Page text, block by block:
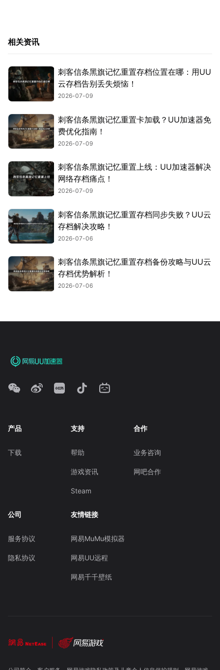
相关资讯
刺客信条黑旗记忆重置存档位置在哪：用UU
云存档告别丢失烦恼！
2026-07-09
刺客信条黑旗记忆重置卡加载？UU加速器免
费优化指南！
2026-07-09
刺客信条黑旗记忆重置上线：UU加速器解决
网络存档痛点！
2026-07-09
刺客信条黑旗记忆重置存档同步失败？UU云
存档解决攻略！
2026-07-06
刺客信条黑旗记忆重置存档备份攻略与UU云
存档优势解析！
2026-07-06
产品
下载
支持
帮助
游戏资讯
Steam
合作
业务咨询
网吧合作
公司
服务协议
隐私协议
友情链接
网易MuMu模拟器
网易UU远程
网易千千壁纸